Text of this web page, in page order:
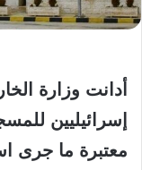
أدانت وزارة
إسرائيليين
معتبرة ما جرى